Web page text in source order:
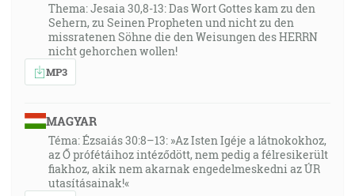
Thema: Jesaia 30,8-13: Das Wort Gottes kam zu den
Sehern, zu Seinen Propheten und nicht zu den
missratenen Söhne die den Weisungen des HERRN
nicht gehorchen wollen!
MP3
MAGYAR
Téma: Ézsaiás 30:8–13: »Az Isten Igéje a látnokokhoz,
az Ő prófétáihoz intéződött, nem pedig a félresikerült
fiakhoz, akik nem akarnak engedelmeskedni az ÚR
utasításainak!«